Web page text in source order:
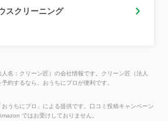
スクリーニング
名：クリーン匠）の会社情報です。クリーン匠（法人
約するなら、おうちにプロが便利です。
うちにプロ」による提供です。口コミ投稿キャンペーン
ではお受けしておりません。